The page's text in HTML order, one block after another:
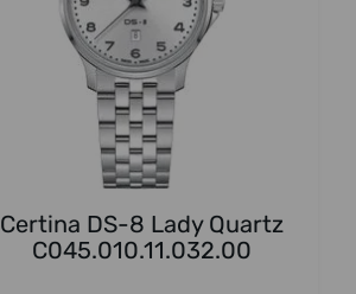
Certina DS-8 Lady Quartz
C045.010.11.032.00